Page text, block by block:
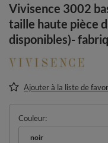
Vivisence 3002
taille haute pièce
disponibles)-
Ajouter à la liste de
Couleur
noir